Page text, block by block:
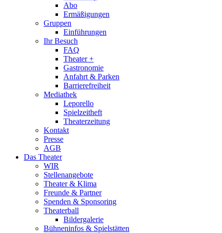
Abo
Ermäßigungen
Gruppen
Einführungen
Ihr Besuch
FAQ
Theater +
Gastronomie
Anfahrt & Parken
Barrierefreiheit
Mediathek
Leporello
Spielzeitheft
Theaterzeitung
Kontakt
Presse
AGB
Das Theater
WIR
Stellenangebote
Theater & Klima
Freunde & Partner
Spenden & Sponsoring
Theaterball
Bildergalerie
Bühneninfos & Spielstätten